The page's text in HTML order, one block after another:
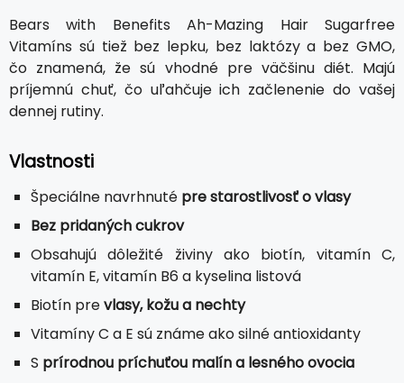
Bears with Benefits Ah-Mazing Hair Sugarfree
Vitamíns sú tiež bez lepku, bez laktózy a bez GMO,
čo znamená, že sú vhodné pre väčšinu diét. Majú
príjemnú chuť, čo uľahčuje ich začlenenie do vašej
dennej rutiny.
Vlastnosti
Špeciálne navrhnuté pre starostlivosť o vlasy
Bez pridaných cukrov
Obsahujú dôležité živiny ako biotín, vitamín C,
vitamín E, vitamín B6 a kyselina listová
Biotín prevlasy, kožu a nechty
Vitamíny C a E sú známe ako silné antioxidanty
S prírodnou príchuťou malín a lesného ovocia